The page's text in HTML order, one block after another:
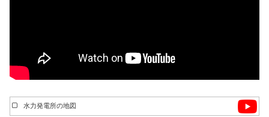
水力発電所の地図